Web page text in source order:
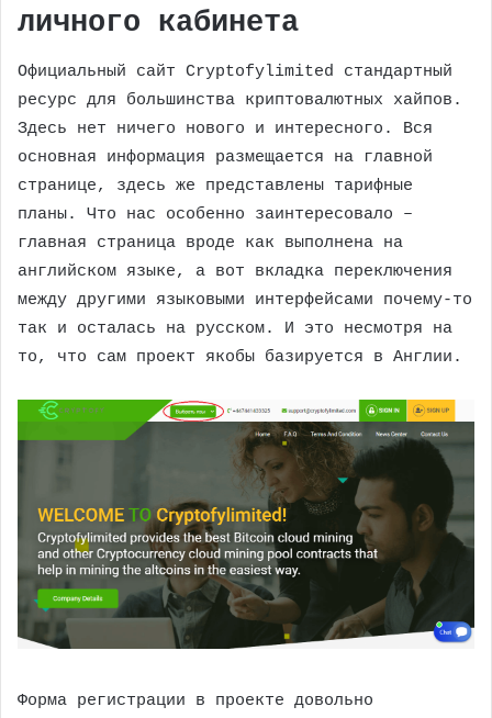
личного кабинета
Официальный сайт Cryptofylimited стандартный
ресурс для большинства криптовалютных хайпов.
Здесь нет ничего нового и интересного. Вся
основная информация размещается на главной
странице, здесь же представлены тарифные
планы. Что нас особенно заинтересовало –
главная страница вроде как выполнена на
английском языке, а вот вкладка переключения
между другими языковыми интерфейсами почему-то
так и осталась на русском. И это несмотря на
то, что сам проект якобы базируется в Англии.
Форма регистрации в проекте довольно